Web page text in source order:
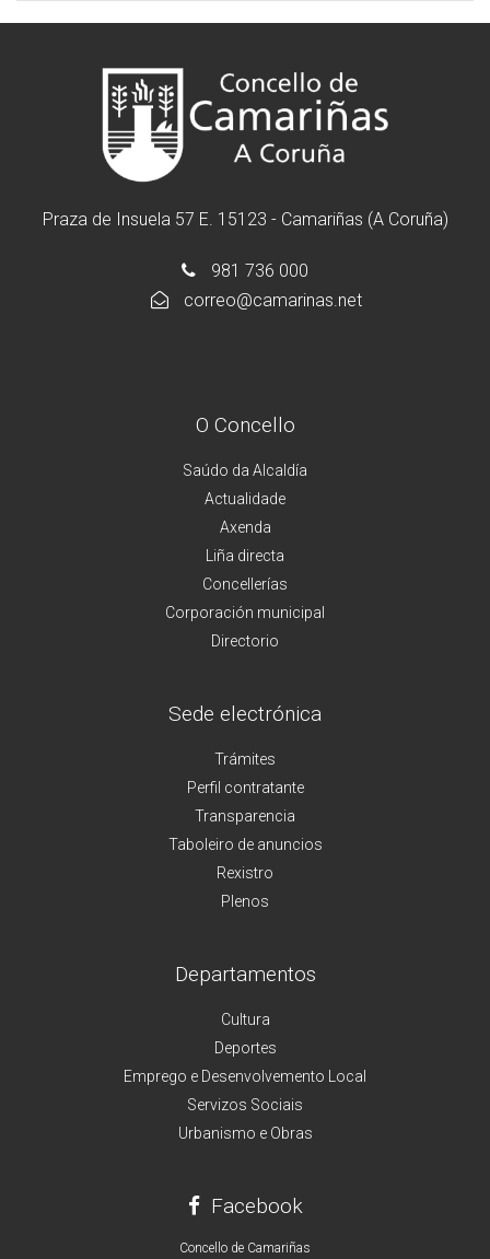
Praza de Insuela 57 E. 15123 - Camariñas (A Coruña)
981 736 000
correo@camarinas.net
O Concello
Saúdo da Alcaldía
Actualidade
Axenda
Liña directa
Concellerías
Corporación municipal
Directorio
Sede electrónica
Trámites
Perfil contratante
Transparencia
Taboleiro de anuncios
Rexistro
Plenos
Departamentos
Cultura
Deportes
Emprego e Desenvolvemento Local
Servizos Sociais
Urbanismo e Obras
Facebook
Concello de Camariñas